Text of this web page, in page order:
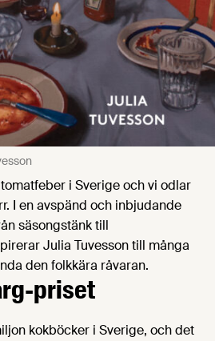
i Sverige och vi odlar
I en avspänd och inbjudande
säsongstänk till
Julia Tuvesson till många
den folkkära råvaran.
priset
kokböcker i Sverige, och det